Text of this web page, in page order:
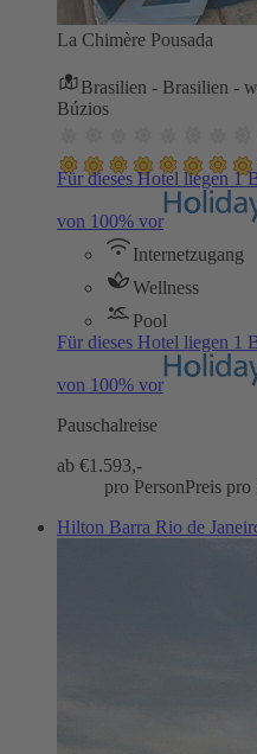
La Chimère Pousada
Brasilien - Brasilien -
Búzios
Für dieses Hotel liegen 1
von 100% vor
Internetzugang
Wellness
Pool
Für dieses Hotel liegen 1
von 100% vor
Pauschalreise
ab €1.593,-
pro PersonPreis pro
Hilton Barra Rio de